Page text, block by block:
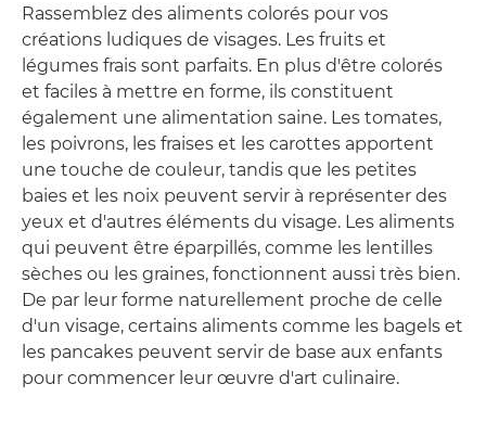
Rassemblez des aliments colorés pour vos
créations ludiques de visages. Les fruits et
légumes frais sont parfaits. En plus d'être colorés
et faciles à mettre en forme, ils constituent
également une alimentation saine. Les tomates,
les poivrons, les fraises et les carottes apportent
une touche de couleur, tandis que les petites
baies et les noix peuvent servir à représenter des
yeux et d'autres éléments du visage. Les aliments
qui peuvent être éparpillés, comme les lentilles
sèches ou les graines, fonctionnent aussi très bien.
De par leur forme naturellement proche de celle
d'un visage, certains aliments comme les bagels et
les pancakes peuvent servir de base aux enfants
pour commencer leur œuvre d'art culinaire.